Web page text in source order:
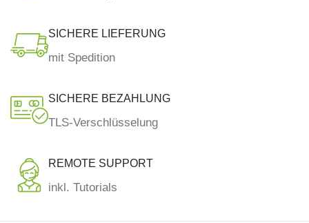
SICHERE LIEFERUNG
mit Spedition
SICHERE BEZAHLUNG
TLS-Verschlüsselung
REMOTE SUPPORT
inkl. Tutorials